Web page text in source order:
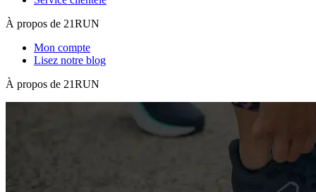
À propos de 21RUN
Mon compte
Lisez notre blog
À propos de 21RUN